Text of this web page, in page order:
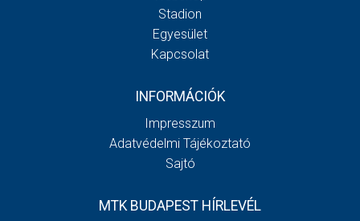
Stadion
Egyesület
Kapcsolat
INFORMÁCIÓK
Impresszum
Adatvédelmi Tájékoztató
Sajtó
MTK BUDAPEST HÍRLEVÉL